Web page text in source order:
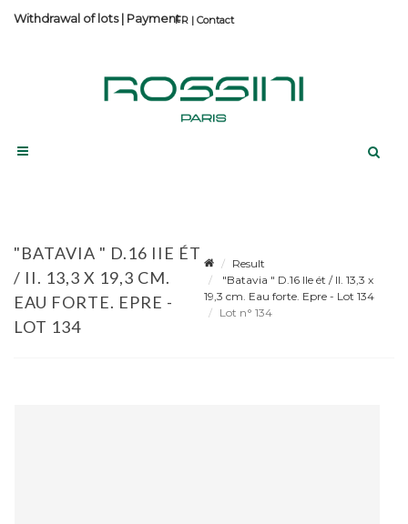
Contact
Withdrawal of lots| Payment
"BATAVIA " D.16 IIE ÉT
/ II. 13,3 X 19,3 CM.
EAU FORTE. EPRE -
LOT 134
Result
"Batavia " D.16 IIe ét / II. 13,3 x
19,3 cm. Eau forte. Epre - Lot 134
Lot n° 134